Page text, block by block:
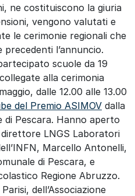
ne costituiscono la giuria
vengono valutati e
le cerimonie regionali che
l’annuncio.
scuole da 19
alla cerimonia
dalle 12.00 alle 13.00
del Premio ASIMOV dalla
di Pescara. Hanno aperto
LNGS Laboratori
Marcello Antonelli,
di Pescara, e
Regione Abruzzo.
dell’Associazione